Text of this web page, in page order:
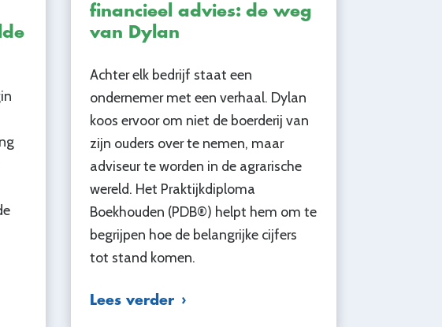
financieel advies: de weg
van Dylan
Achter elk bedrijf staat een
ondernemer met een verhaal. Dylan
koos ervoor om niet de boerderij van
zijn ouders over te nemen, maar
adviseur te worden in de agrarische
wereld. Het Praktijkdiploma
Boekhouden (PDB®) helpt hem om te
begrijpen hoe de belangrijke cijfers
tot stand komen.
Lees verder